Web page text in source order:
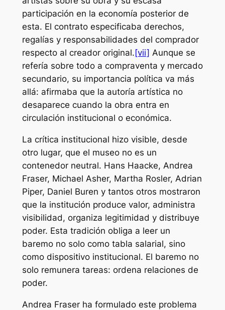
participación en la economía posterior de
esta. El contrato especificaba derechos,
regalías y responsabilidades del comprador
respecto al creador original.[vii] Aunque se
refería sobre todo a compraventa y mercado
secundario, su importancia política va más
allá: afirmaba que la autoría artística no
desaparece cuando la obra entra en
circulación institucional o económica.
La crítica institucional hizo visible, desde
otro lugar, que el museo no es un
contenedor neutral. Hans Haacke, Andrea
Fraser, Michael Asher, Martha Rosler, Adrian
Piper, Daniel Buren y tantos otros mostraron
que la institución produce valor, administra
visibilidad, organiza legitimidad y distribuye
poder. Esta tradición obliga a leer un
baremo no solo como tabla salarial, sino
como dispositivo institucional. El baremo no
solo remunera tareas: ordena relaciones de
poder.
Andrea Fraser ha formulado este problema